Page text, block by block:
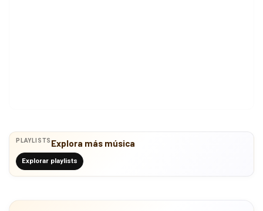
PLAYLISTS Explora más música
Explorar playlists